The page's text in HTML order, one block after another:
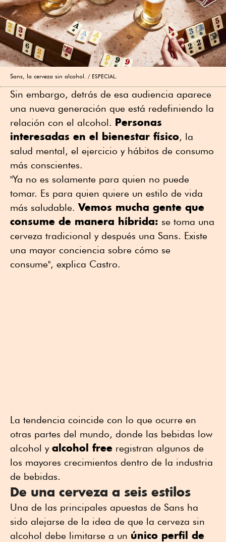
Sans, la cerveza sin alcohol. ESPECIAL.
Sin embargo, detrás de esa audiencia aparece
una nueva generación que está redefiniendo la
relación con el alcohol. Personas
interesadas en el bienestar físico, la
salud mental, el ejercicio y hábitos de consumo
más conscientes.
"Ya no es solamente para quien no puede
tomar. Es para quien quiere un estilo de vida
más saludable.Vemos mucha gente que
consume de manera híbrida: se toma una
cerveza tradicional y después una Sans. Existe
una mayor conciencia sobre cómo se
consume", explica Castro.
La tendencia coincide con lo que ocurre en
otras partes del mundo, donde las bebidas low
alcohol y alcohol free registran algunos de
los mayores crecimientos dentro de la industria
de bebidas.
De una cerveza a seis estilos
Una de las principales apuestas de Sans ha
sido alejarse de la idea de que la cerveza sin
alcohol debe limitarse a un único perfil de